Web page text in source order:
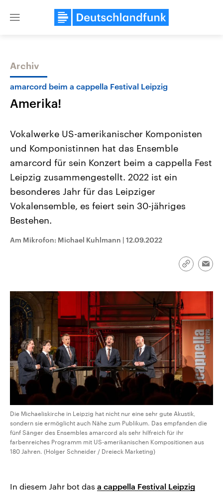
Close
Themen
Landtagswahl Sachsen-Anhalt
2026
Alle Informationen
Sachsen-Anhalt wählt am 6.
September 2026 einen neuen
Landtag. Seit 2021 wird das
Bundesland von einer Koalition aus
Umfragen, Prognosen,
Wahlprogramme, aktuelle Berichte
USA
Aktuelle Beiträge,
Hintergründe
Wirtschaftlich und
gehören die Vereinigten
den mächtigsten Ländern
Archiv
amarcord beim a cappella Festival Leipzig
Amerika!
Vokalwerke US-amerikanischer Komponisten
und Komponistinnen hat das Ensemble
amarcord für sein Konzert beim a cappella Fest
Leipzig zusammengestellt. 2022 ist ein
besonderes Jahr für das Leipziger
Vokalensemble, es feiert sein 30-jähriges
Bestehen.
Am Mikrofon: Michael Kuhlmann | 12.09.2022
Link
Die Michaeliskirche in Leipzig hat nicht nur eine sehr gute Akustik,
sondern sie ermöglicht auch Nähe zum Publikum. Das empfanden die
fünf Sänger des Ensembles amarcord als sehr hilfreich für ihr
farbenreiches Programm mit US-amerikanischen Kompositionen aus
180 Jahren. (Holger Schneider / Dreieck Marketing)
In diesem Jahr bot das a cappella Festival Leipzig